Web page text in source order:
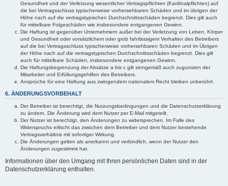
Gesundheit und der Verletzung wesentlicher Vertragspflichten (Kardinalpflichten) auf
die bei Vertragsschluss typischerweise vorhersehbaren Schäden und im übrigen der
Höhe nach auf die vertragstypischen Durchschnittsschäden begrenzt. Dies gilt auch
für mittelbare Folgeschäden wie insbesondere entgangenen Gewinn.
Die Haftung ist gegenüber Unternehmern außer bei der Verletzung von Leben, Körper
und Gesundheit oder vorsätzlichem oder grob fahrlässigem Verhalten des Betreibers
auf die bei Vertragsschluss typischerweise vorhersehbaren Schäden und im Übrigen
der Höhe nach auf die vertragstypischen Durchschnittsschäden begrenzt. Dies gilt
auch für mittelbare Schäden, insbesondere entgangenen Gewinn.
Die Haftungsbegrenzung der Absätze a bis c gilt sinngemäß auch zugunsten der
Mitarbeiter und Erfüllungsgehilfen des Betreibers.
Ansprüche für eine Haftung aus zwingendem nationalem Recht bleiben unberührt.
6. ÄNDERUNGSVORBEHALT
Der Betreiber ist berechtigt, die Nutzungsbedingungen und die Datenschutzerklärung
zu ändern. Die Änderung wird dem Nutzer per E-Mail mitgeteilt.
Der Nutzer ist berechtigt, den Änderungen zu widersprechen. Im Falle des
Widerspruchs erlischt das zwischen dem Betreiber und dem Nutzer bestehende
Vertragsverhältnis mit sofortiger Wirkung.
Die Änderungen gelten als anerkannt und verbindlich, wenn der Nutzer den
Änderungen zugestimmt hat.
Informationen über den Umgang mit Ihren persönlichen Daten sind in der
Datenschutzerklärung enthalten.